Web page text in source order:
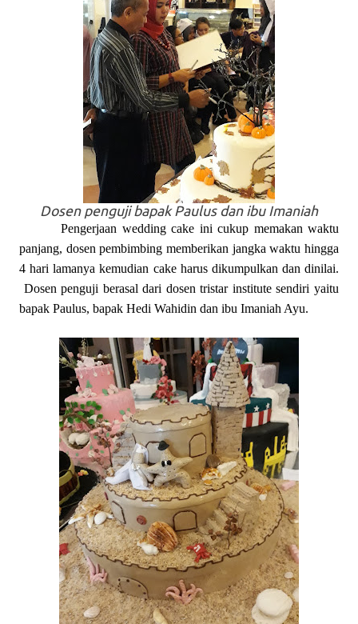
Dosen penguji bapak Paulus dan ibu Imaniah
Pengerjaan wedding cake ini cukup memakan waktu
panjang, dosen pembimbing memberikan jangka waktu hingga
4 hari lamanya kemudian cake harus dikumpulkan dan dinilai.
Dosen penguji berasaldari dosen tristar institute sendiri yaitu
bapak Paulus, bapak Hedi Wahidin dan ibu Imaniah Ayu.